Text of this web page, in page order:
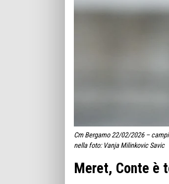
Cm Bergamo 22/02/2026 –
nella foto: Vanja Milinkovic Savic
Meret, Conte è